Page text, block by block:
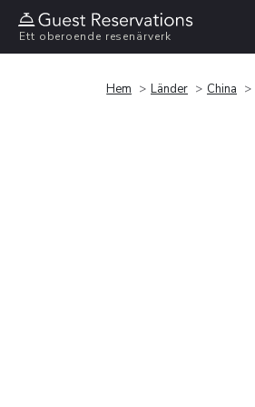
Ett oberoende resenärverk
Hem Länder China